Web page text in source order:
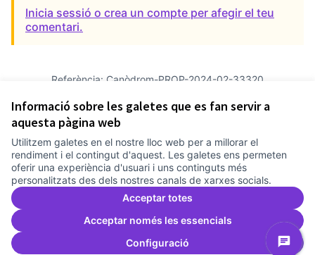
Informació sobre les galetes que es fan servir a
aquesta pàgina web
Utilitzem galetes en el nostre lloc web per a millorar el
rendiment i el contingut d'aquest. Les galetes ens permeten
oferir una experiència d'usuari i uns continguts més
personalitzats des dels nostres canals de xarxes socials.
Acceptar totes
Acceptar només les essencials
Configuració
Inicia sessió o crea un compte per afegir el teu
comentari.
Referència: Canòdrom-PROP-2024-02-33320
Verifica l'empremta digital
Termes i condicions d'ús
Configuració de les galetes
Comunitat Canòdrom a Facebook
(Link externo)
Comunitat Canòdrom a Instagram
(Link externo)
Comunitat Canòdrom a YouTube
(Link externo)
Català
Triar la llengua Elegir el idiomaChoose language
(Link externo)
Web creada amb